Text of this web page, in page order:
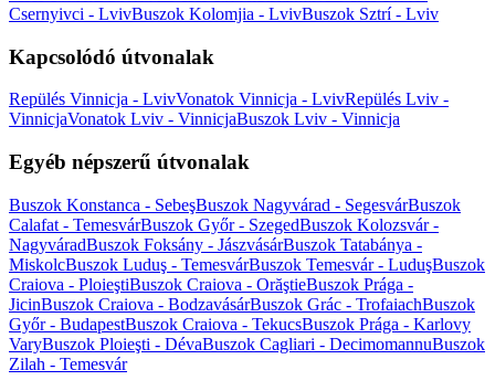
Csernyivci - LvivBuszok Kolomjia - LvivBuszok Sztrí - Lviv
Kapcsolódó útvonalak
Repülés Vinnicja - LvivVonatok Vinnicja - LvivRepülés Lviv -
VinnicjaVonatok Lviv - VinnicjaBuszok Lviv - Vinnicja
Egyéb népszerű útvonalak
Buszok Konstanca - SebeşBuszok Nagyvárad - SegesvárBuszok
Calafat - TemesvárBuszok Győr - SzegedBuszok Kolozsvár -
NagyváradBuszok Foksány - JászvásárBuszok Tatabánya -
MiskolcBuszok Luduş - TemesvárBuszok Temesvár - LuduşBuszok
Craiova - PloieştiBuszok Craiova - OrăştieBuszok Prága -
JicinBuszok Craiova - BodzavásárBuszok Grác - TrofaiachBuszok
Győr - BudapestBuszok Craiova - TekucsBuszok Prága - Karlovy
VaryBuszok Ploieşti - DévaBuszok Cagliari - DecimomannuBuszok
Zilah - Temesvár